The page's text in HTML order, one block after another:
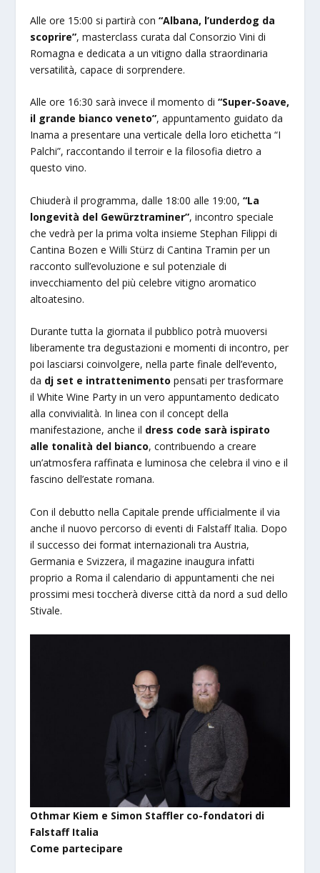
Alle ore 15:00 si partirà con“Albana, l’underdog da
scoprire”, masterclass curata dal Consorzio Vini di
Romagna e dedicata a un vitigno dalla straordinaria
versatilità, capace di sorprendere.
Alle ore 16:30 sarà invece il momento di“Super-Soave,
il grande bianco veneto”, appuntamento guidato da
Inama a presentare una verticale della loro etichetta “I
Palchi”, raccontando il terroir e la filosofia dietro a
questo vino.
Chiuderà il programma, dalle 18:00 alle 19:00,“La
longevità del Gewürztraminer”, incontro speciale
che vedrà per la prima volta insieme Stephan Filippi di
Cantina Bozen e Willi Stürz di Cantina Tramin per un
racconto sull’evoluzione e sul potenziale di
invecchiamento del più celebre vitigno aromatico
altoatesino.
Durante tutta la giornata il pubblico potrà muoversi
liberamente tra degustazioni e momenti di incontro, per
poi lasciarsi coinvolgere, nella parte finale dell’evento,
da dj set e intrattenimento pensati per trasformare
il White Wine Party in un vero appuntamento dedicato
alla convivialità. In linea con il concept della
manifestazione, anche il dress code sarà ispirato
alle tonalità del bianco, contribuendo a creare
un’atmosfera raffinata e luminosa che celebra il vino e il
fascino dell’estate romana.
Con il debutto nella Capitale prende ufficialmente il via
anche il nuovo percorso di eventi di Falstaff Italia. Dopo
il successo dei format internazionali tra Austria,
Germania e Svizzera, il magazine inaugura infatti
proprio a Roma il calendario di appuntamenti che nei
prossimi mesi toccherà diverse città da nord a sud dello
Stivale.
Othmar Kiem e Simon Staffler co-fondatori di
Falstaff Italia
Come partecipare